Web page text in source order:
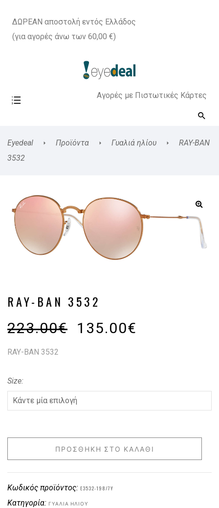
ΔΩΡΕΑΝ αποστολή εντός Ελλάδος
(για αγορές άνω των 60,00 €)
Αγορές με Πιστωτικές Κάρτες
Eyedeal Προϊόντα Γυαλιά ηλίου
RAY-BAN
3532
RAY-BAN 3532
223.00€ 135.00€
RAY-BAN 3532
Size
ΠΡΟΣΘΉΚΗ ΣΤΟ ΚΑΛΆΘΙ
Κωδικός προϊόντος: E3532-198/7Y
Κατηγορία: ΓΥΑΛΙΆ ΗΛΊΟΥ